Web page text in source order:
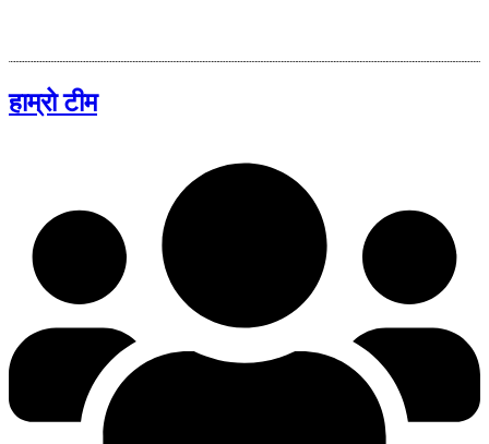
हाम्रो टीम